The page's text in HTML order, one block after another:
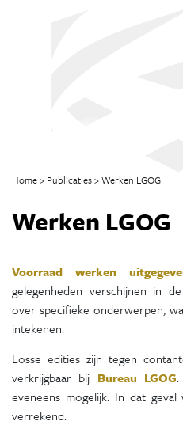
Home Publicaties Werken LGOG
Werken LGOG
Voorraad werken
gelegenheden verschijnen in
over specifieke onderwerpen,
intekenen.
Losse edities zijn tegen
verkrijgbaar bij Bureau LGOG
eveneens mogelijk. In dat
verrekend.